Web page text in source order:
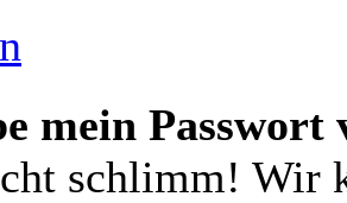
mein Passwort
schlimm! Wir